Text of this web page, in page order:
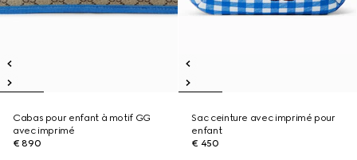
Cabas pour enfant à motif GG
avec imprimé
€ 890
Sac ceinture avec imprimé pour
enfant
€ 450